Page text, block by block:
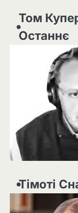
Том
Останнє
Тімоті